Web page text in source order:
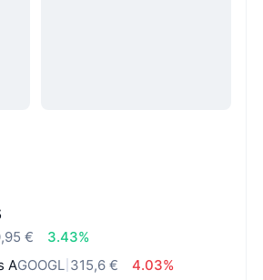
€
3.43%
AGOOGL 315,6 €
4.03%